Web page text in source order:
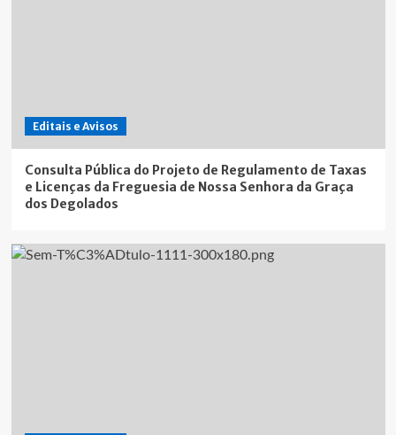
Editais e Avisos
Consulta Pública do Projeto de Regulamento de Taxas
e Licenças da Freguesia de Nossa Senhora da Graça
dos Degolados